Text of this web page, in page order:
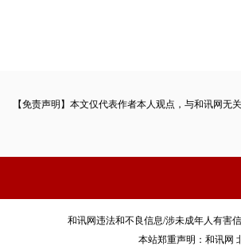
【免责声明】本文仅代表作者本人观点，与和讯网
和讯网违法和不良信息/涉未成年人有害信
本站郑重声明：和讯网